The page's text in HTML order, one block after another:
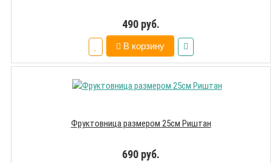
490 руб.
В корзину
Фруктовница размером 25см Риштан
690 руб.